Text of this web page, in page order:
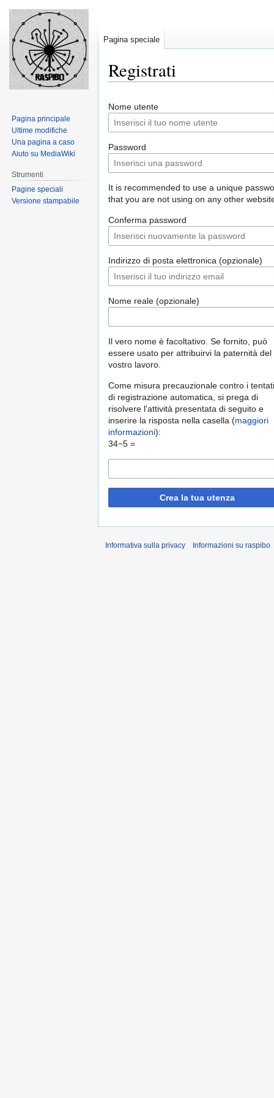
Registrati
to
navigation
to
search
Nome utente
Password
It is recommended to use a unique
that you are not using on any other
Conferma password
Indirizzo di posta elettronica (opzionale)
Nome reale (opzionale)
Il vero nome è facoltativo. Se fornito, può
essere usato per attribuirvi la paternità del
vostro lavoro.
Come misura precauzionale contro i
di registrazione automatica, si prega di
risolvere l'attività presentata di seguito e
inserire la risposta nella casella (maggiori
informazioni):
34−5 =
Crea la tua utenza
Pagina speciale
Pagina principale
Ultime modifiche
Una pagina a caso
Aiuto su MediaWiki
Strumenti
Pagine speciali
Versione stampabile
Informativa sulla privacy Informazioni su raspibo